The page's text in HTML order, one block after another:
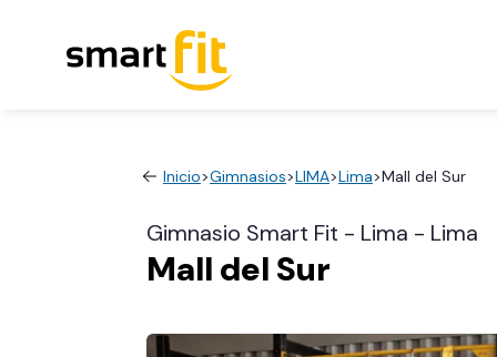
Inicio>Gimnasios>LIMA>Lima>Mall del Sur
Gimnasio Smart Fit - Lima - Lima
Mall del Sur